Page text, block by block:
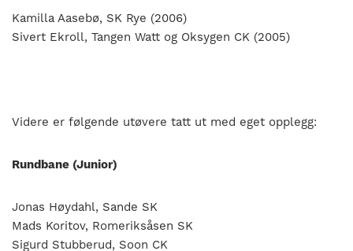
Kamilla Aasebø, SK Rye (2006)
Sivert Ekroll, Tangen Watt og Oksygen CK (2005)
Videre er følgende utøvere tatt ut med eget opplegg:
Rundbane (Junior)
Jonas Høydahl, Sande SK
Mads Koritov, Romeriksåsen SK
Sigurd Stubberud, Soon CK